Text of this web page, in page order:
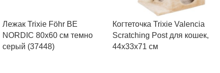
Лежак Trixie Föhr BE
NORDIC 80х60 cм темно
серый (37448)
Когтеточка Trixie Valencia
Scratching Post для кошек,
44х33х71 см